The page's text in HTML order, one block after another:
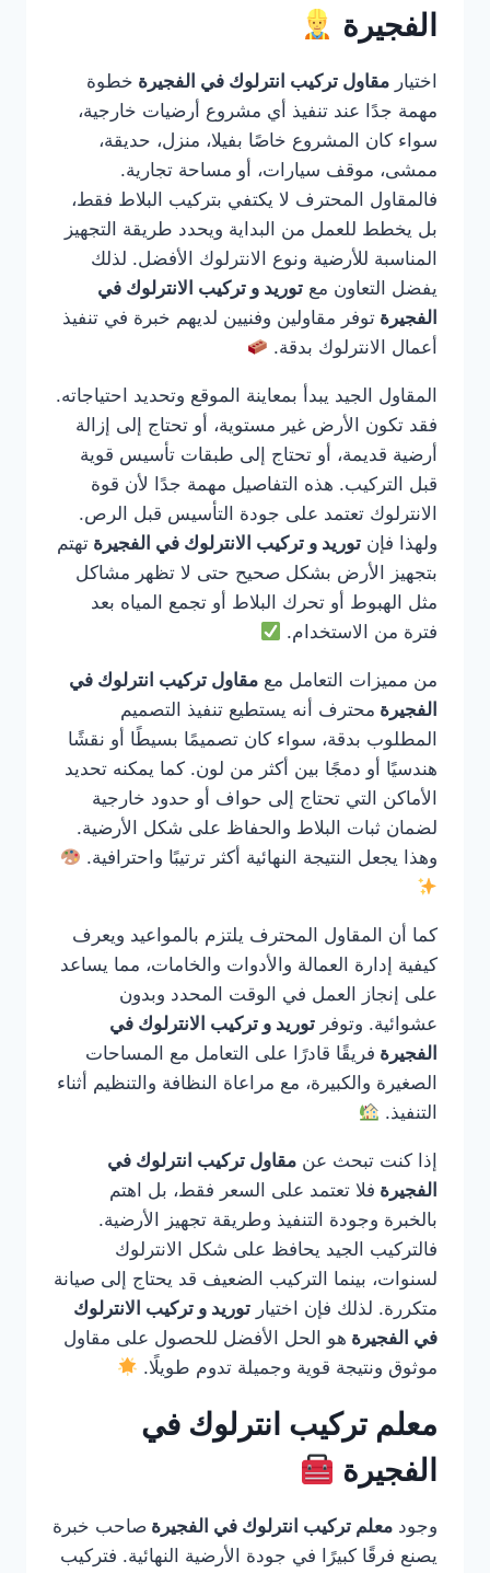
الفجيرة
اختيار مقاول تركيب انترلوك في الفجيرة خطوة
مهمة جدًا عند تنفيذ أي مشروع أرضيات خارجية،
سواء كان المشروع خاصًا بفيلا، منزل، حديقة،
ممشى، موقف سيارات، أو مساحة تجارية.
فالمقاول المحترف لا يكتفي بتركيب البلاط فقط،
بل يخطط للعمل من البداية ويحدد طريقة التجهيز
المناسبة للأرضية ونوع الانترلوك الأفضل. لذلك
يفضل التعاون مع توريد و تركيب الانترلوك في
الفجيرة توفر مقاولين وفنيين لديهم خبرة في تنفيذ
أعمال الانترلوك بدقة.
المقاول الجيد يبدأ بمعاينة الموقع وتحديد احتياجاته.
فقد تكون الأرض غير مستوية، أو تحتاج إلى إزالة
أرضية قديمة، أو تحتاج إلى طبقات تأسيس قوية
قبل التركيب. هذه التفاصيل مهمة جدًا لأن قوة
الانترلوك تعتمد على جودة التأسيس قبل الرص.
ولهذا فإن توريد و تركيب الانترلوك في الفجيرة تهتم
بتجهيز الأرض بشكل صحيح حتى لا تظهر مشاكل
مثل الهبوط أو تحرك البلاط أو تجمع المياه بعد
فترة من الاستخدام.
من مميزات التعامل مع مقاول تركيب انترلوك في
الفجيرة محترف أنه يستطيع تنفيذ التصميم
المطلوب بدقة، سواء كان تصميمًا بسيطًا أو نقشًا
هندسيًا أو دمجًا بين أكثر من لون. كما يمكنه تحديد
الأماكن التي تحتاج إلى حواف أو حدود خارجية
لضمان ثبات البلاط والحفاظ على شكل الأرضية.
وهذا يجعل النتيجة النهائية أكثر ترتيبًا واحترافية.
كما أن المقاول المحترف يلتزم بالمواعيد ويعرف
كيفية إدارة العمالة والأدوات والخامات، مما يساعد
على إنجاز العمل في الوقت المحدد وبدون
عشوائية. وتوفر توريد و تركيب الانترلوك في
الفجيرة فريقًا قادرًا على التعامل مع المساحات
الصغيرة والكبيرة، مع مراعاة النظافة والتنظيم أثناء
التنفيذ.
إذا كنت تبحث عن مقاول تركيب انترلوك في
الفجيرة فلا تعتمد على السعر فقط، بل اهتم
بالخبرة وجودة التنفيذ وطريقة تجهيز الأرضية.
فالتركيب الجيد يحافظ على شكل الانترلوك
لسنوات، بينما التركيب الضعيف قد يحتاج إلى صيانة
متكررة. لذلك فإن اختيار توريد و تركيب الانترلوك
في الفجيرة هو الحل الأفضل للحصول على مقاول
موثوق ونتيجة قوية وجميلة تدوم طويلًا.
معلم تركيب انترلوك في
الفجيرة
وجود معلم تركيب انترلوك في الفجيرة صاحب خبرة
يصنع فرقًا كبيرًا في جودة الأرضية النهائية. فتركيب